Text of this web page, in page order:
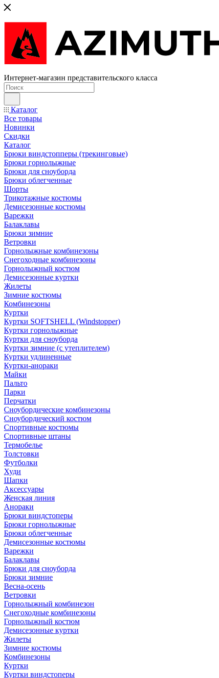
Интернет-магазин представительского класса
Каталог
Все товары
Новинки
Скидки
Каталог
Брюки виндстопперы (трекинговые)
Брюки горнолыжные
Брюки для сноуборда
Брюки облегченные
Шорты
Трикотажные костюмы
Демисезонные костюмы
Варежки
Балаклавы
Брюки зимние
Ветровки
Горнолыжные комбинезоны
Снегоходные комбинезоны
Горнолыжный костюм
Демисезонные куртки
Жилеты
Зимние костюмы
Комбинезоны
Куртки
Куртки SOFTSHELL (Windstopper)
Куртки горнолыжные
Куртки для сноуборда
Куртки зимние (с утеплителем)
Куртки удлиненные
Куртки-анораки
Майки
Пальто
Парки
Перчатки
Сноубордические комбинезоны
Сноубордический костюм
Спортивные костюмы
Спортивные штаны
Термобелье
Толстовки
Футболки
Худи
Шапки
Аксессуары
Женская линия
Анораки
Брюки виндстоперы
Брюки горнолыжные
Брюки облегченные
Демисезонные костюмы
Варежки
Балаклавы
Брюки для сноуборда
Брюки зимние
Весна-осень
Ветровки
Горнолыжный комбинезон
Снегоходные комбинезоны
Горнолыжный костюм
Демисезонные куртки
Жилеты
Зимние костюмы
Комбинезоны
Куртки
Куртки виндстоперы